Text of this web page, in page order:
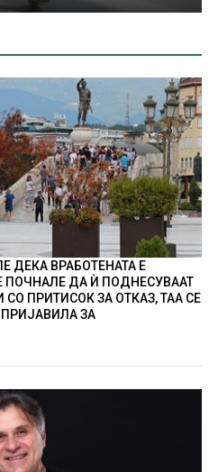
ДЕКА ВРАБОТЕНАТА Е
ПОЧНАЛЕ ДА Ѝ ПОДНЕСУВААТ
ПРИТИСОК ЗА ОТКАЗ, ТАА СЕ
ЗА